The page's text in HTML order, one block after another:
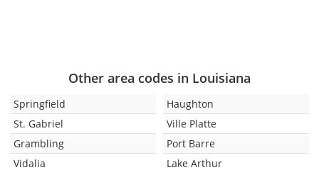
Other area codes in Louisiana
Springfield
St. Gabriel
Grambling
Vidalia
Haughton
Ville Platte
Port Barre
Lake Arthur